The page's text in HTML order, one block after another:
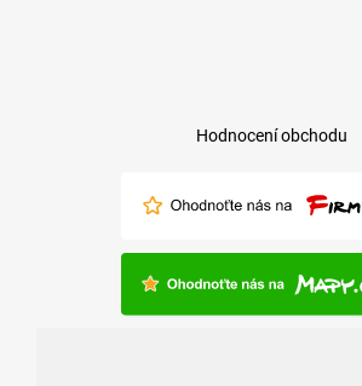
Hodnocení obchodu